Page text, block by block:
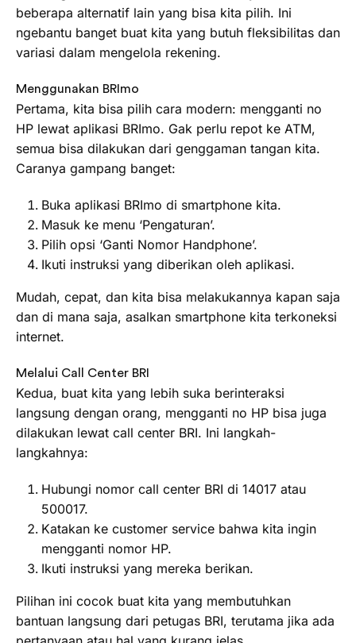
beberapa alternatif lain yang bisa kita pilih. Ini
ngebantu banget buat kita yang butuh fleksibilitas dan
variasi dalam mengelola rekening.
Menggunakan BRImo
Pertama, kita bisa pilih cara modern: mengganti no
HP lewat aplikasi BRImo. Gak perlu repot ke ATM,
semua bisa dilakukan dari genggaman tangan kita.
Caranya gampang banget:
Buka aplikasi BRImo di smartphone kita.
Masuk ke menu ‘Pengaturan’.
Pilih opsi ‘Ganti Nomor Handphone’.
Ikuti instruksi yang diberikan oleh aplikasi.
Mudah, cepat, dan kita bisa melakukannya kapan saja
dan di mana saja, asalkan smartphone kita terkoneksi
internet.
Melalui Call Center BRI
Kedua, buat kita yang lebih suka berinteraksi
langsung dengan orang, mengganti no HP bisa juga
dilakukan lewat call center BRI. Ini langkah-
langkahnya:
Hubungi nomor call center BRI di 14017 atau
500017.
Katakan ke customer service bahwa kita ingin
mengganti nomor HP.
Ikuti instruksi yang mereka berikan.
Pilihan ini cocok buat kita yang membutuhkan
bantuan langsung dari petugas BRI, terutama jika ada